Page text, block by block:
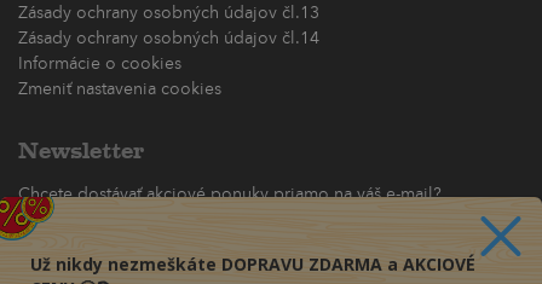
Zásady ochrany osobných údajov čl.13
Zásady ochrany osobných údajov čl.14
Informácie o cookies
Zmeniť nastavenia cookies
Newsletter
Chcete dostávať akciové ponuky priamo na váš e-mail?
(maximálne jedna e-mailová správa za týždeň)
Odoberať
Už nikdy nezmeškáte DOPRAVU ZDARMA a AKCIOVÉ